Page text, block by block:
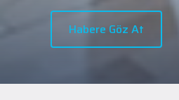
Habere Göz At